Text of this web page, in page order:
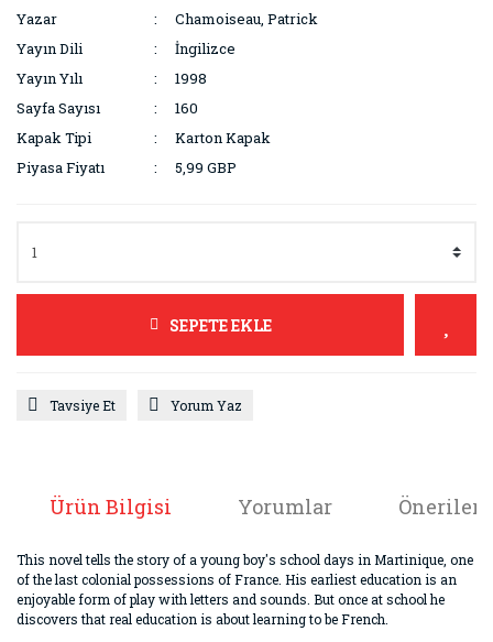
Yazar
Chamoiseau, Patrick
Yayın Dili
İngilizce
Yayın Yılı
1998
Sayfa Sayısı
160
Kapak Tipi
Karton Kapak
Piyasa Fiyatı
5,99 GBP
SEPETE EKLE
Tavsiye Et Yorum Yaz
Ürün Bilgisi Yorumlar
This novel tells the story of a young boy's school days in Martinique, one
of the last colonial possessions of France. His earliest education is an
enjoyable form of play with letters and sounds. But once at school he
discovers that real education is about learning to be French.